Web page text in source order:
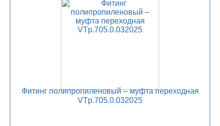
Фитинг полипропиленовый – муфта переходная
VTp.705.0.032025